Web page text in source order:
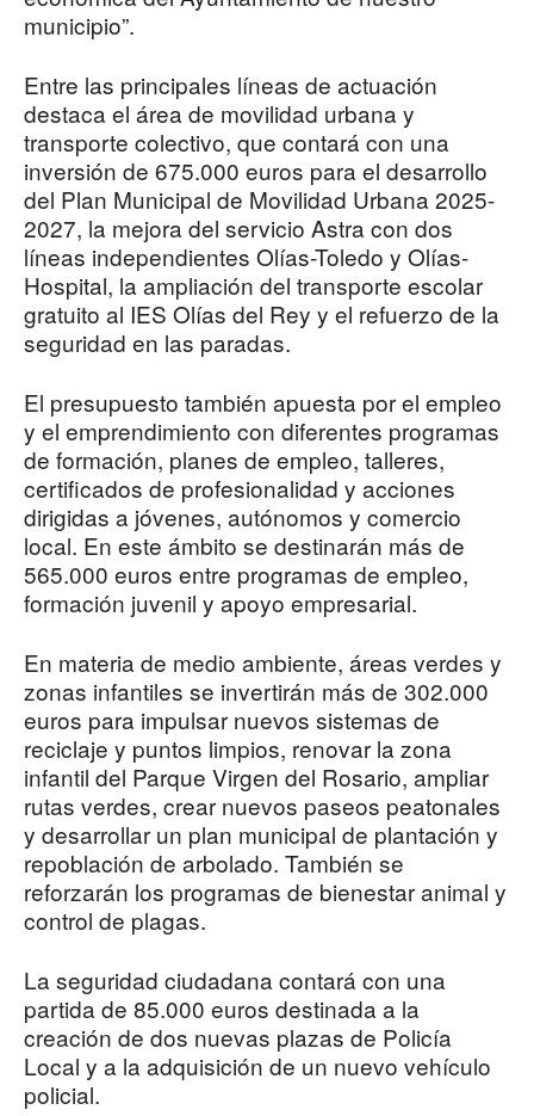
municipio”.
Entre las principales líneas de actuación
destaca el área de movilidad urbana y
transporte colectivo, que contará con una
inversión de 675.000 euros para el desarrollo
del Plan Municipal de Movilidad Urbana 2025-
2027, la mejora del servicio Astra con dos
líneas independientes Olías-Toledo y Olías-
Hospital, la ampliación del transporte escolar
gratuito al IES Olías del Rey y el refuerzo de la
seguridad en las paradas.
El presupuesto también apuesta por el empleo
y el emprendimiento con diferentes programas
de formación, planes de empleo, talleres,
certificados de profesionalidad y acciones
dirigidas a jóvenes, autónomos y comercio
local. En este ámbito se destinarán más de
565.000 euros entre programas de empleo,
formación juvenil y apoyo empresarial.
En materia de medio ambiente, áreas verdes y
zonas infantiles se invertirán más de 302.000
euros para impulsar nuevos sistemas de
reciclaje y puntos limpios, renovar la zona
infantil del Parque Virgen del Rosario, ampliar
rutas verdes, crear nuevos paseos peatonales
y desarrollar un plan municipal de plantación y
repoblación de arbolado. También se
reforzarán los programas de bienestar animal y
control de plagas.
La seguridad ciudadana contará con una
partida de 85.000 euros destinada a la
creación de dos nuevas plazas de Policía
Local y a la adquisición de un nuevo vehículo
policial.